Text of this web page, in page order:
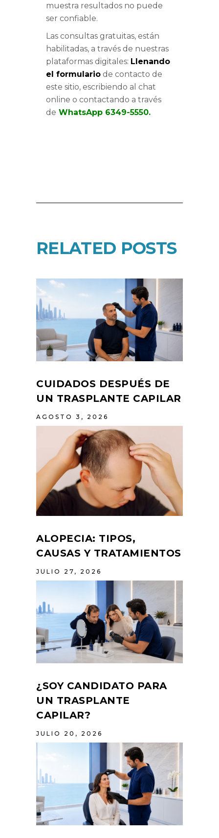
muestra resultados no puede
ser confiable.
Las consultas gratuitas, están
habilitadas, a través de nuestras
plataformas digitales: Llenando
el formulario de contacto de
este sitio, escribiendo al chat
online o contactando a través
de WhatsApp 6349-5550.
RELATED POSTS
CUIDADOS DESPUÉS DE
UN TRASPLANTE CAPILAR
AGOSTO 3, 2026
ALOPECIA: TIPOS,
CAUSAS Y TRATAMIENTOS
JULIO 27, 2026
¿SOY CANDIDATO PARA
UN TRASPLANTE
CAPILAR?
JULIO 20, 2026